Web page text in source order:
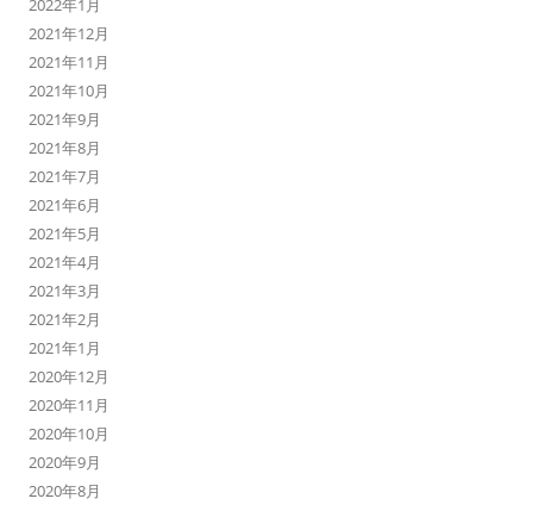
2021年12月
2021年11月
2021年10月
2021年9月
2021年8月
2021年7月
2021年6月
2021年5月
2021年4月
2021年3月
2021年2月
2021年1月
2020年12月
2020年11月
2020年10月
2020年9月
2020年8月